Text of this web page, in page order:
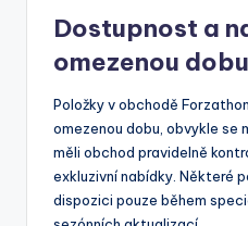
Dostupnost a
omezenou dobu
Položky v obchodě
omezenou dobu, obvykle se
měli obchod pravidelně
exkluzivní nabídky. Některé
dispozici pouze během